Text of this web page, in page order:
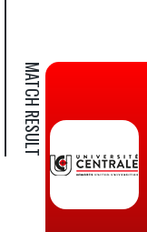
MATCH RESULT